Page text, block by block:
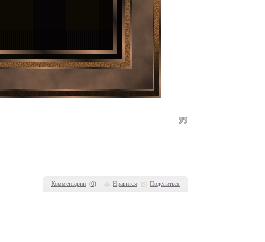
Комментарии (0) Нравится Поделиться